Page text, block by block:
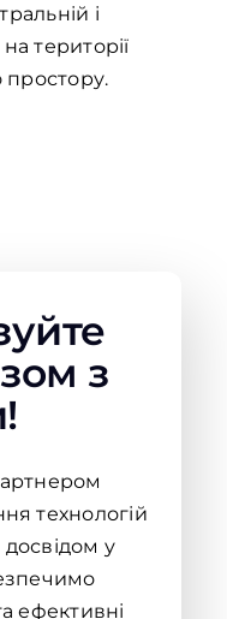
і
території
простору.
з
технологій
у
ефективні